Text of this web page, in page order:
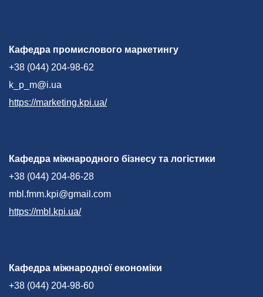
Кафедра промислового маркетингу
+38 (044) 204-98-62
k_p_m@i.ua
https://marketing.kpi.ua/
Кафедра міжнародного бізнесу та логістики
+38 (044) 204-86-28
mbl.fmm.kpi@gmail.com
https://mbl.kpi.ua/
Кафедра міжнародної економіки
+38 (044) 204-98-60